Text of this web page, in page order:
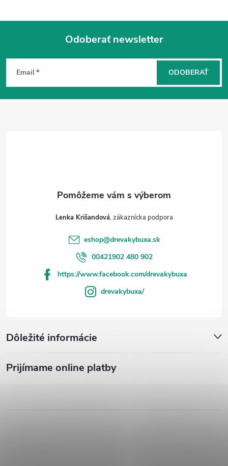
Z
p
ä
Odoberať newsletter
Email ODOBERAŤ
Lenka Krišandová
eshop@drevakybuxa.sk
00421902 480 902
https://www.facebook.com/drevakybuxa
drevakybuxa/
Dôležité informácie
Prijímame online platby